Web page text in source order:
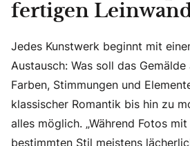
fertigen
Jedes Kunstwerk beginnt mit
Austausch: Was soll das
Farben, Stimmungen und
klassischer Romantik bis hin zu
alles möglich. „Während Fotos
bestimmten Stil meistens